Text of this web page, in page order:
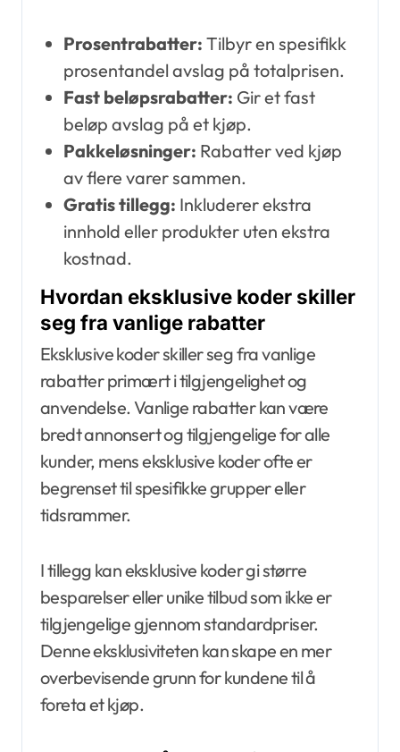
Prosentrabatter: Tilbyr en spesifikk
prosentandel avslag på totalprisen.
Fast beløpsrabatter: Gir et fast
beløp avslag på et kjøp.
Pakkeløsninger: Rabatter ved kjøp
av flere varer sammen.
Gratis tillegg: Inkluderer ekstra
innhold eller produkter uten ekstra
kostnad.
Hvordan eksklusive koder skiller
seg fra vanlige rabatter
Eksklusive koder skiller seg fra vanlige
rabatter primært i tilgjengelighet og
anvendelse. Vanlige rabatter kan være
bredt annonsert og tilgjengelige for alle
kunder, mens eksklusive koder ofte er
begrenset til spesifikke grupper eller
tidsrammer.
I tillegg kan eksklusive koder gi større
besparelser eller unike tilbud som ikke er
tilgjengelige gjennom standardpriser.
Denne eksklusiviteten kan skape en mer
overbevisende grunn for kundene til å
foreta et kjøp.